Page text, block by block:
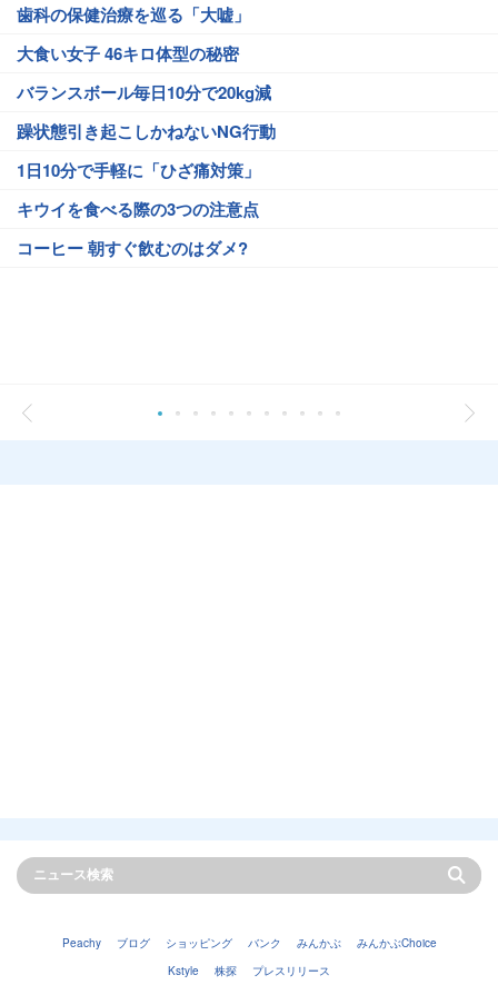
歯科の保健治療を巡る「大嘘」
大食い女子 46キロ体型の秘密
バランスボール毎日10分で20kg減
躁状態引き起こしかねないNG行動
1日10分で手軽に「ひざ痛対策」
キウイを食べる際の3つの注意点
コーヒー 朝すぐ飲むのはダメ?
Peachy ブログ ショッピング バンク みんかぶ
みんかぶChoice
Kstyle
株探 プレスリリース